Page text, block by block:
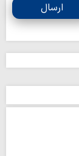
ارسال